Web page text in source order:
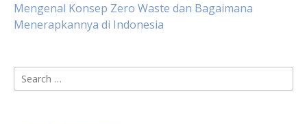
Mengenal Konsep Zero Waste dan Bagaimana
Menerapkannya di Indonesia
Search
for: